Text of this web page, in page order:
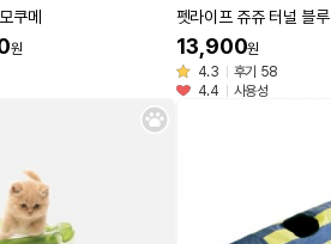
쿠메
원
펫라이프 쥬쥬 터널 블루
13,900원
4.3
후기 58
4.4
사용성